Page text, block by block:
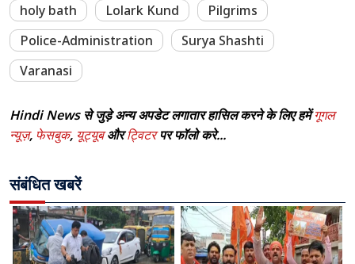
holy bath
Lolark Kund
Pilgrims
Police-Administration
Surya Shashti
Varanasi
Hindi News से जुड़े अन्य अपडेट लगातार हासिल करने के लिए हमेंगूगल
न्यूज़, फेसबुक, यूट्यूबऔरट्विटरपर फॉलो करे...
संबंधित खबरें